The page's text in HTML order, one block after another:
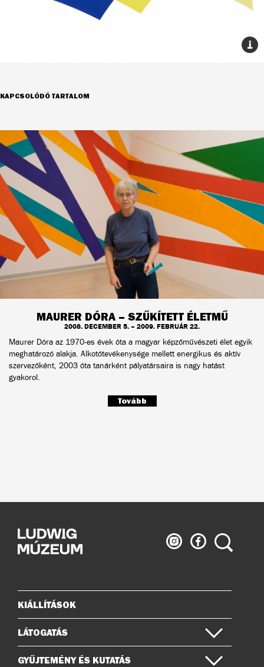
KAPCSOLÓDÓ TARTALOM
MAURER DÓRA – SZŰKÍTETT ÉLETMŰ
2008. DECEMBER 5. – 2009. FEBRUÁR 22.
Maurer Dóra az 1970-es évek óta a magyar képzőművészeti élet egyik
meghatározó alakja. Alkotótevékenysége mellett energikus és aktív
szervezőként, 2003 óta tanárként pályatársaira is nagy hatást
gyakorol.
Tovább
Ludwig
Múzeum
Ludwig
Múzeum
Keresés
Oldaltérkép
KIÁLLÍTÁSOK
LÁTOGATÁS
GYŰJTEMÉNY ÉS KUTATÁS